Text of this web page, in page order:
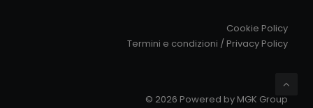
Cookie Policy
Termini e condizioni / Privacy Policy
© 2026 Powered by MGK Group